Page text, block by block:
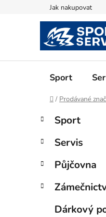
Jak nakupovat
Sport
Domů
/ Prodávané
P
s
r
n
Přeskočit
kategorie
K
a
e
o
i
Sport
Servis
Půjčovna
Dárkový